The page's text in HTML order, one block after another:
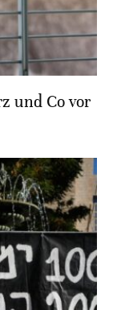
und Co vor